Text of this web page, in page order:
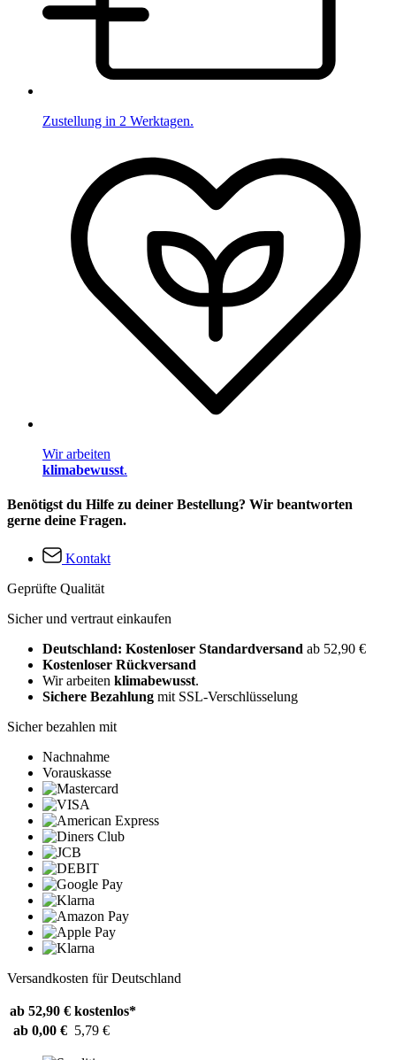
Zustellung in 2 Werktagen.
Wir arbeiten
klimabewusst.
Benötigst du Hilfe zu deiner Bestellung? Wir beantworten
gerne deine Fragen.
Kontakt
Geprüfte Qualität
Sicher und vertraut einkaufen
Deutschland: Kostenloser Standardversand ab 52,90 €
Kostenloser Rückversand
Wir arbeiten klimabewusst.
Sichere Bezahlung mit SSL-Verschlüsselung
Sicher bezahlen mit
Nachnahme
Vorauskasse
Versandkosten für Deutschland
ab 52,90 € kostenlos*
ab 0,00 € 5,79 €